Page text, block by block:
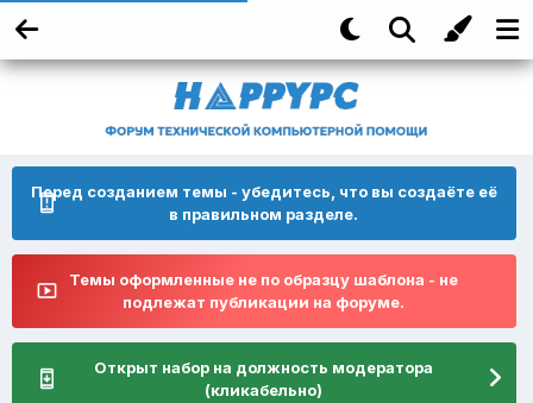
Перед созданием темы - убедитесь, что вы создаёте её
в правильном разделе.
Темы оформленные не по образцу шаблона - не
подлежат публикации на форуме.
Открыт набор на должность модератора
(кликабельно)